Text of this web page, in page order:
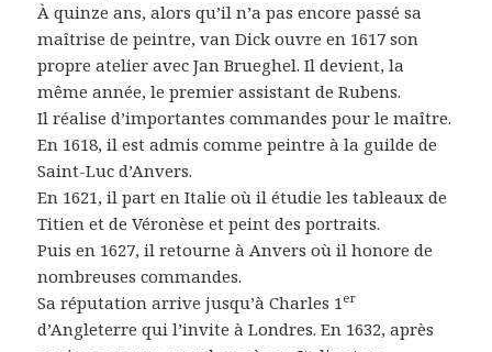
À quinze ans, alors qu’il n’a pas encore passé sa
maîtrise de peintre, van Dick ouvre en 1617 son
propre atelier avec Jan Brueghel. Il devient, la
même année, le premier assistant de Rubens.
Il réalise d’importantes commandes pour le maître.
En 1618, il est admis comme peintre à la guilde de
Saint-Luc d’Anvers.
En 1621, il part en Italie où il étudie les tableaux de
Titien et de Véronèse et peint des portraits.
Puis en 1627, il retourne à Anvers où il honore de
nombreuses commandes.
Sa réputation arrive jusqu’à Charles 1er
d’Angleterre qui l’invite à Londres. En 1632, après